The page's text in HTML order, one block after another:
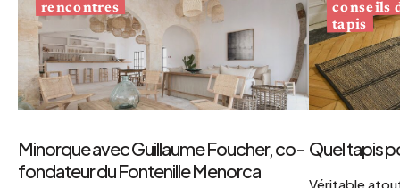
rencontres
Minorque avec Guillaume Foucher, co-
fondateur du Fontenille Menorca
conseils
tapis
Quel tapis
Véritable